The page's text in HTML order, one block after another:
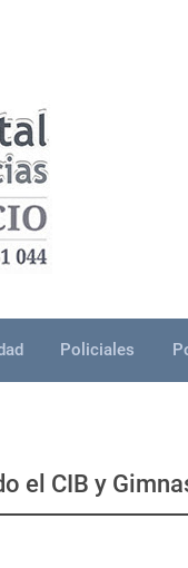
Policiales
el CIB y